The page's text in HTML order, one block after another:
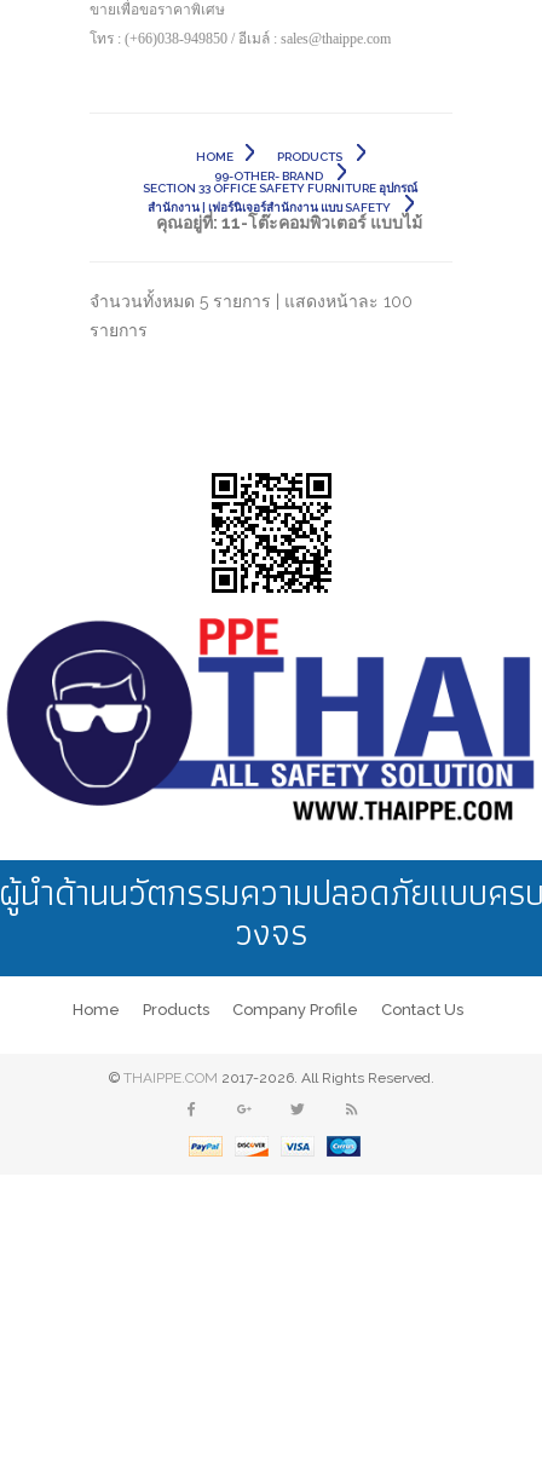
ขายเพื่อขอราคาพิเศษ
โทร : (+66)038-949850 / อีเมล์ : sales@thaippe.com
HOME
PRODUCTS
99-OTHER- BRAND
SECTION 33 OFFICE SAFETY FURNITURE อุปกรณ์
สำนักงาน | เฟอร์นิเจอร์สำนักงาน แบบ SAFETY
คุณอยู่ที่: 11-โต๊ะคอมพิวเตอร์ แบบไม้
จำนวนทั้งหมด 5 รายการ | แสดงหน้าละ 100
รายการ
นำด้านนวัตกรรมความปลอดภัยแบบคร
วงจร
Home Products Company Profile Contact Us
© THAIPPE.COM 2017-2026. All Rights Reserved.